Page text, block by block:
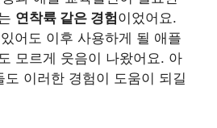
연착륙 같은 경험이었어요.
어도 이후 사용하게 될 애플
모르게 웃음이 나왔어요. 아
이러한 경험이 도움이 되길